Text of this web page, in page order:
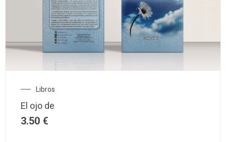
Libros
El ojo de
3.50 €